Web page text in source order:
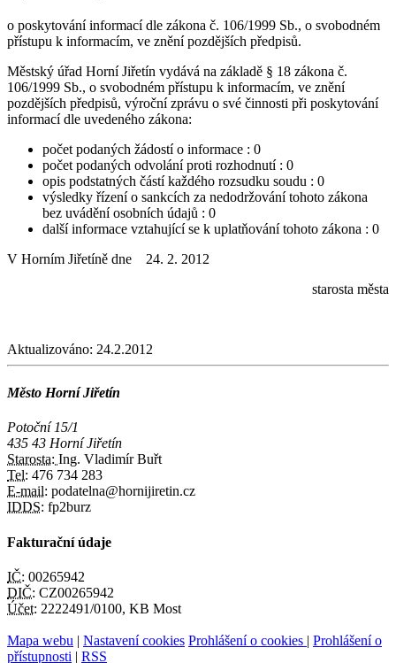
o poskytování informací dle zákona č. 106/1999 Sb., o svobodném
přístupu k informacím, ve znění pozdějších předpisů.
Městský úřad Horní Jiřetín vydává na základě § 18 zákona č.
106/1999 Sb., o svobodném přístupu k informacím, ve znění
pozdějších předpisů, výroční zprávu o své činnosti při poskytování
informací dle uvedeného zákona:
počet podaných žádostí o informace : 0
počet podaných odvolání proti rozhodnutí : 0
opis podstatných částí každého rozsudku soudu : 0
výsledky řízení o sankcích za nedodržování tohoto zákona
bez uvádění osobních údajů : 0
další informace vztahující se k uplatňování tohoto zákona : 0
V Horním Jiřetíně dne 24. 2. 2012
starosta města
Aktualizováno: 24.2.2012
Město Horní Jiřetín
Potoční 15/1
435 43 Horní Jiřetín
Starosta: Ing. Vladimír Buřt
Tel: 476 734 283
E-mail: podatelna@hornijiretin.cz
IDDS: fp2burz
Fakturační údaje
IČ: 00265942
DIČ: CZ00265942
Účet: 2222491/0100, KB Most
Mapa webu | Nastavení cookies Prohlášení o cookies | Prohlášení o
přístupnosti | RSS